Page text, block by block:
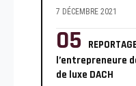
7 DÉCEMBRE 2021
l’entrepreneure
de luxe DACH